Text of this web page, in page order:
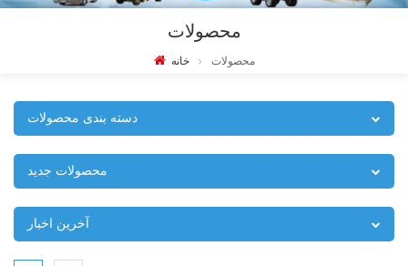
محصولات
خانه محصولات
دسته بندی محصولات
محصولات جدید
آخرین اخبار